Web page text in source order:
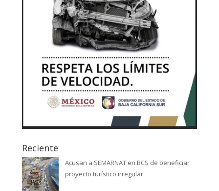
Reciente
Acusan a SEMARNAT en BCS de beneficiar
proyecto turístico irregular